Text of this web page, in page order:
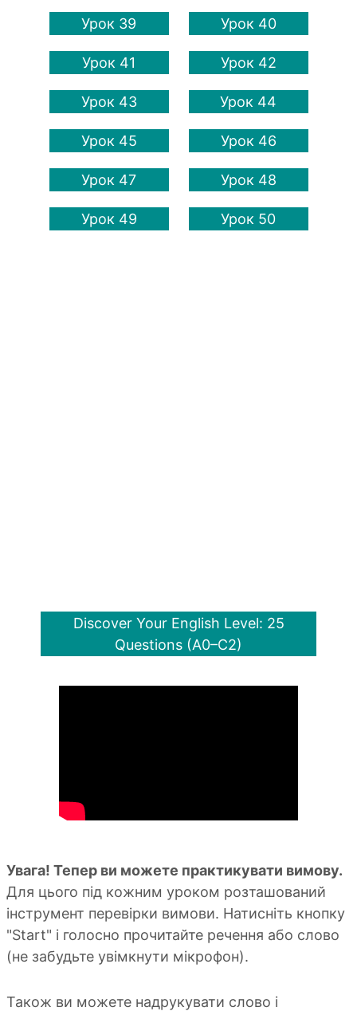
Урок 39 Урок 40
Урок 41 Урок 42
Урок 43 Урок 44
Урок 45 Урок 46
Урок 47 Урок 48
Урок 49 Урок 50
Discover Your English Level: 25
Questions (A0–C2)
Увага! Тепер ви можете практикувати вимову.
Для цього під кожним уроком розташований
інструмент перевірки вимови. Натисніть кнопку
"Start" і голосно прочитайте речення або слово
(не забудьте увімкнути мікрофон).
Також ви можете надрукувати слово і